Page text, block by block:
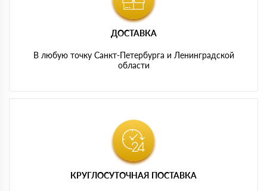
ДОСТАВКА
В любую точку Санкт-Петербурга и Ленинградской
области
КРУГЛОСУТОЧНАЯ ПОСТАВКА